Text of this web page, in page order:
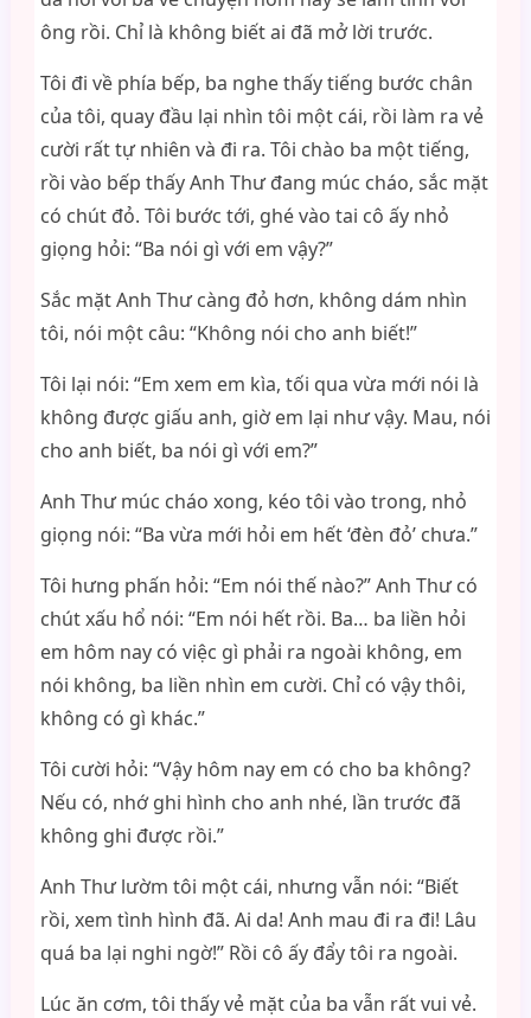
ông rồi. Chỉ là không biết ai đã mở lời trước.
Tôi đi về phía bếp, ba nghe thấy tiếng bước chân
của tôi, quay đầu lại nhìn tôi một cái, rồi làm ra vẻ
cười rất tự nhiên và đi ra. Tôi chào ba một tiếng,
rồi vào bếp thấy Anh Thư đang múc cháo, sắc mặt
có chút đỏ. Tôi bước tới, ghé vào tai cô ấy nhỏ
giọng hỏi: “Ba nói gì với em vậy?”
Sắc mặt Anh Thư càng đỏ hơn, không dám nhìn
tôi, nói một câu: “Không nói cho anh biết!”
Tôi lại nói: “Em xem em kìa, tối qua vừa mới nói là
không được giấu anh, giờ em lại như vậy. Mau, nói
cho anh biết, ba nói gì với em?”
Anh Thư múc cháo xong, kéo tôi vào trong, nhỏ
giọng nói: “Ba vừa mới hỏi em hết ‘đèn đỏ’ chưa.”
Tôi hưng phấn hỏi: “Em nói thế nào?” Anh Thư có
chút xấu hổ nói: “Em nói hết rồi. Ba… ba liền hỏi
em hôm nay có việc gì phải ra ngoài không, em
nói không, ba liền nhìn em cười. Chỉ có vậy thôi,
không có gì khác.”
Tôi cười hỏi: “Vậy hôm nay em có cho ba không?
Nếu có, nhớ ghi hình cho anh nhé, lần trước đã
không ghi được rồi.”
Anh Thư lườm tôi một cái, nhưng vẫn nói: “Biết
rồi, xem tình hình đã. Ai da! Anh mau đi ra đi! Lâu
quá ba lại nghi ngờ!” Rồi cô ấy đẩy tôi ra ngoài.
Lúc ăn cơm, tôi thấy vẻ mặt của ba vẫn rất vui vẻ.